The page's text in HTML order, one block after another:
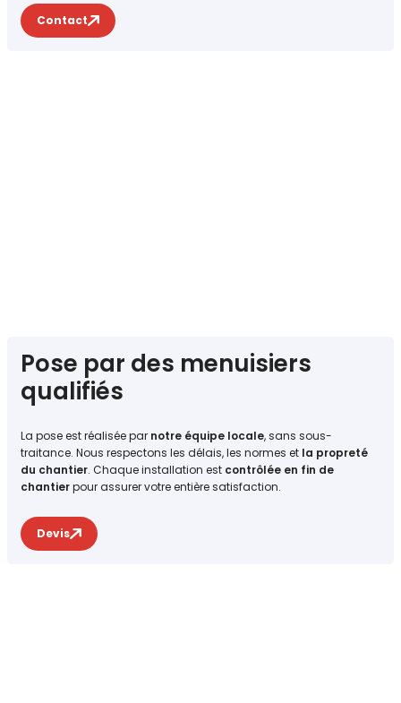
Contact
Pose par des menuisiers
qualifiés
La pose est réalisée par notre équipe locale, sans sous-
traitance. Nous respectons les délais, les normes et la propreté
du chantier. Chaque installation est contrôlée en fin de
chantierpour assurer votre entière satisfaction.
Devis